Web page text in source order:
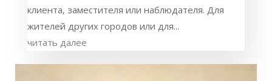
клиента, заместителя или наблюдателя. Для
жителей других городов или для...
читать далее